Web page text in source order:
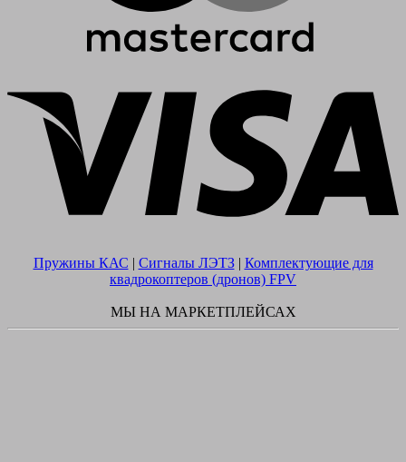
Пружины КАС | Сигналы ЛЭТЗ| Комплектующие для
квадрокоптеров (дронов) FPV
МЫ НА МАРКЕТПЛЕЙСАХ